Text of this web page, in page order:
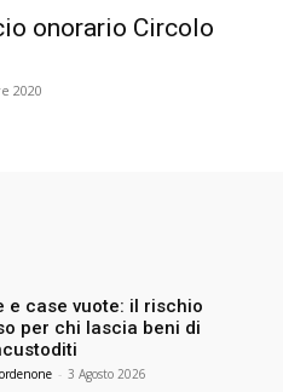
onorario Circolo
2020
e case vuote: il rischio
per chi lascia beni di
- 3 Agosto 2026